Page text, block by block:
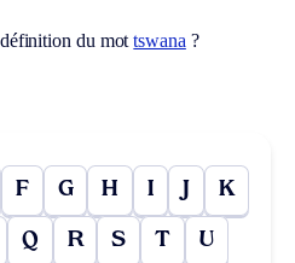
du mottswana ?
F G H I J K
Q R S T U